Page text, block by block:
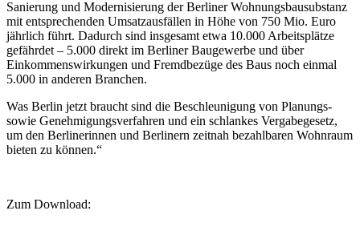
Sanierung und Modernisierung der Berliner Wohnungsbausubstanz
mit entsprechenden Umsatzausfällen in Höhe von 750 Mio. Euro
jährlich führt. Dadurch sind insgesamt etwa 10.000 Arbeitsplätze
gefährdet – 5.000 direkt im Berliner Baugewerbe und über
Einkommenswirkungen und Fremdbezüge des Baus noch einmal
5.000 in anderen Branchen.
Was Berlin jetzt braucht sind die Beschleunigung von Planungs-
sowie Genehmigungsverfahren und ein schlankes Vergabegesetz,
um den Berlinerinnen und Berlinern zeitnah bezahlbaren Wohnraum
bieten zu können.“
Zum Download: